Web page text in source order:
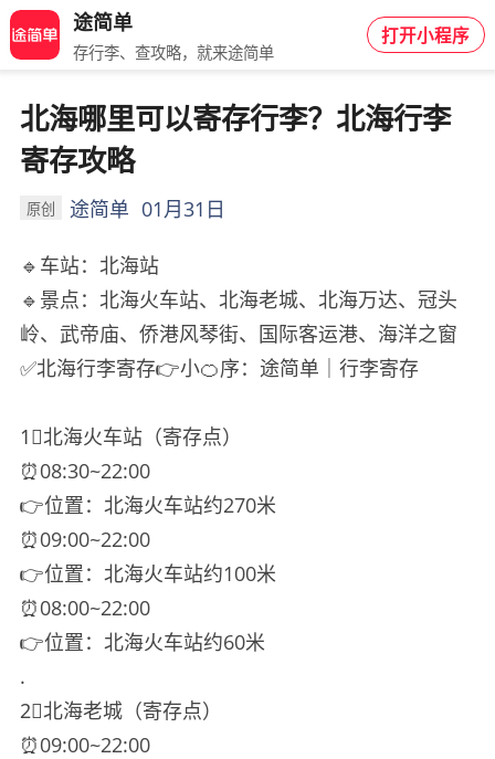
途简单
存行李、查攻略，就来途简单
打开小程序
北海哪里可以寄存行李？北海行李
寄存攻略
原创 途简单 01月31日
🔹车站：北海站
🔹景点：北海火车站、北海老城、北海万达、冠头
岭、武帝庙、侨港风琴街、国际客运港、海洋之窗
✅北海行李寄存👉小🍊序：途简单｜行李寄存
1⃣️北海火车站（寄存点）
⏰08:30~22:00
👉位置：北海火车站约270米
⏰09:00~22:00
👉位置：北海火车站约100米
⏰08:00~22:00
👉位置：北海火车站约60米
.
2⃣️北海老城（寄存点）
⏰09:00~22:00